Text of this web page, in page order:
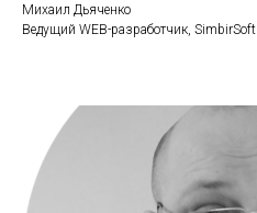
Михаил Дьяченко
Ведущий WEB-разработчик, SimbirSoft